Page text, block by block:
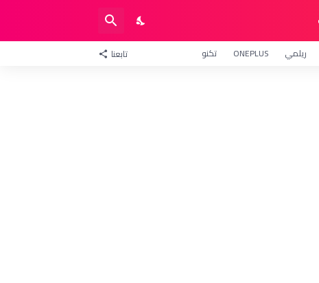
ريلمي ONEPLUS تكنو تابعنا